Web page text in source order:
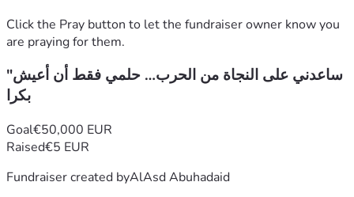
أكتب هذه الكلمات ليس لأطلب الشفقة، بل لأطلب فرصة للحياة.
القاسية، وأن نبدأ من جديد بعيدًا عن الخوف والدمار.
ومنحنا أملًا جديدًا.
— أسد
Click the Pray button to let the fundraiser owner know you
are praying for them.
"ساعدني على النجاة من الحرب… حلمي فقط أن أعيش
بكرا
Goal€50,000 EUR
Raised€5 EUR
Fundraiser created byAlAsd Abuhadaid